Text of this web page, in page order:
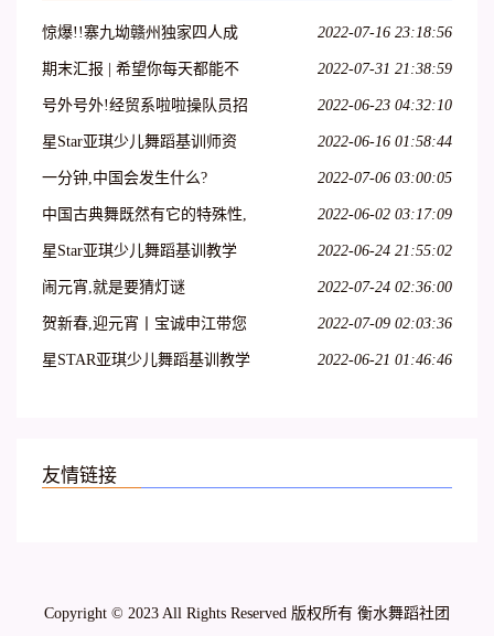
惊爆!!寨九坳赣州独家四人成
团天天发!!!
2022-07-16 23:18:56
期末汇报 | 希望你每天都能不
愧芳华地起舞
2022-07-31 21:38:59
号外号外!经贸系啦啦操队员招
募开始啦!
2022-06-23 04:32:10
星Star亚琪少儿舞蹈基训师资
班在吕梁爱艺开课啦!
2022-06-16 01:58:44
一分钟,中国会发生什么? 2022-07-06 03:00:05
中国古典舞既然有它的特殊性,
那么,古典舞演员就必须具备表
2022-06-02 03:17:09
星Star亚琪少儿舞蹈基训教学
法师资班第二十七期—呼和浩
2022-06-24 21:55:02
闹元宵,就是要猜灯谜 2022-07-24 02:36:00
贺新春,迎元宵丨宝诚申江带您
一起猜灯谜
2022-07-09 02:03:36
星STAR亚琪少儿舞蹈基训教学
2022-06-21 01:46:46
友情链接
Copyright © 2023 All Rights Reserved 版权所有 衡水舞蹈社团